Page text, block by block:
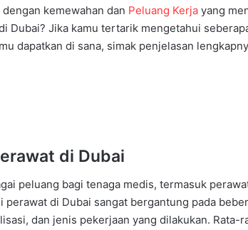
kemewahan dan Peluang Kerja yang
Dubai? Jika kamu tertarik mengetahui
dapatkan di sana, simak penjelasan
di Dubai
peluang bagi tenaga medis, termasuk
perawat di Dubai sangat bergantung pada
dan jenis pekerjaan yang dilakukan. Rata-